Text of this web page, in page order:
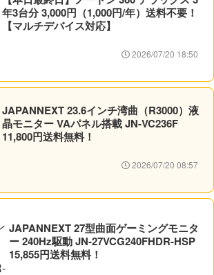
年3台分 3,000円（1,000円/年）送料不要！
【マルチデバイス対応】
2026/07/20 18:50
JAPANNEXT 23.6インチ湾曲（R3000）液
晶モニター VAパネル搭載 JN-VC236F
11,800円送料無料！
2026/07/20 08:57
JAPANNEXT 27型曲面ゲーミングモニタ
ー 240Hz駆動 JN-27VCG240FHDR-HSP
15,855円送料無料！